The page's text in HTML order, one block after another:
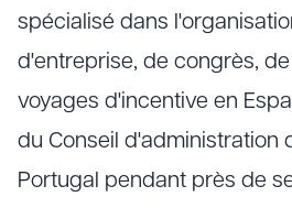
spécialisé dans
d'entreprise, de congrès,
voyages d'incentive en
du Conseil d'administration
Portugal pendant près de